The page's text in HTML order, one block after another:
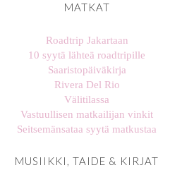
MATKAT
Roadtrip Jakartaan
10 syytä lähteä roadtripille
Saaristopäiväkirja
Rivera Del Rio
Välitilassa
Vastuullisen matkailijan vinkit
Seitsemänsataa syytä matkustaa
MUSIIKKI, TAIDE & KIRJAT